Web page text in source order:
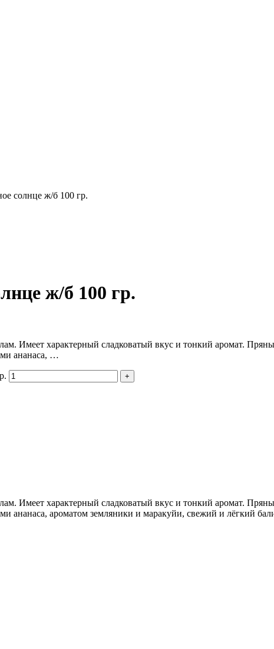
солнце ж/б 100 гр.
ж/б 100 гр.
Имеет характерный сладковатый вкус и тонкий аромат.
ананаса, …
Имеет характерный сладковатый вкус и тонкий аромат.
ананаса, ароматом земляники и маракуйи, свежий и лёгкий